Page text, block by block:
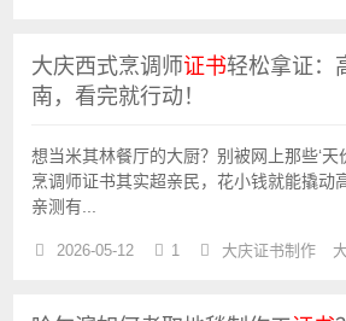
大庆西式烹调师证书轻松拿证：
南，看完就行动！
想当米其林餐厅的大厨？别被网上那些‘天
烹调师证书其实超亲民，花小钱就能撬动
亲测有...
2026-05-12 1 大庆证书制作